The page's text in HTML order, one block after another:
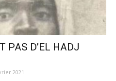
PAS D’EL HADJ
2021